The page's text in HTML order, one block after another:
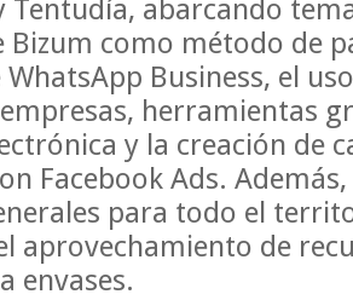
Tentudía, abarcando
Bizum como método de
Business, el
herramientas
y la creación de
Facebook Ads.
para todo el
aprovechamiento de
envases.